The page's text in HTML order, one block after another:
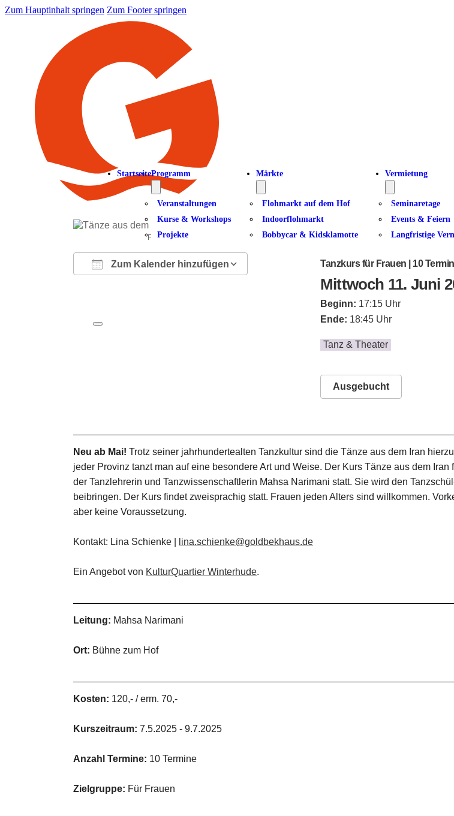
Zum Hauptinhalt springen Zum Footer springen
StartseiteProgramm
Veranstaltungen
Kurse & Workshops
Projekte
Märkte
Flohmarkt auf dem Hof
Indoorflohmarkt
Bobbycar & Kidsklamotte
Vermietung
Seminaretage
Events & Feiern
Langfristige
Foto: Siegfried Moritz
Zum Kalender hinzufügen
Tänze aus dem Iran
Tanzkurs für Frauen | 10
Mittwoch 11. Juni
Beginn: 17:15 Uhr
Ende: 18:45 Uhr
Tanz & Theater
Ausgebucht
Neu ab Mai! Trotz seiner jahrhundertealten Tanzkultur sind die Tänze aus dem Iran
jeder Provinz tanzt man auf eine besondere Art und Weise. Der Kurs Tänze aus dem
der Tanzlehrerin und Tanzwissenschaftlerin Mahsa Narimani statt. Sie wird den
beibringen. Der Kurs findet zweisprachig statt. Frauen jeden Alters sind willkommen.
aber keine Voraussetzung.
Kontakt: Lina Schienke | lina.schienke@goldbekhaus.de
Ein Angebot von KulturQuartier Winterhude.
Leitung: Mahsa Narimani
Ort: Bühne zum Hof
Kosten: 120,- / erm. 70,-
Kurszeitraum: 7.5.2025 - 9.7.2025
Anzahl Termine: 10 Termine
Zielgruppe: Für Frauen